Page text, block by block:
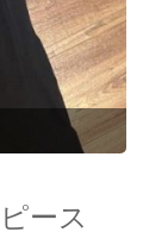
ース